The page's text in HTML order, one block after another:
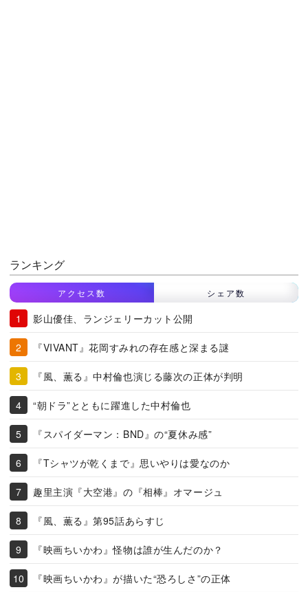
ランキング
アクセス数 シェア数
影山優佳、ランジェリーカット公開
『VIVANT』花岡すみれの存在感と深まる謎
『風、薫る』中村倫也演じる藤次の正体が判明
“朝ドラ”とともに躍進した中村倫也
『スパイダーマン：BND』の“夏休み感”
『Tシャツが乾くまで』思いやりは愛なのか
趣里主演『大空港』の『相棒』オマージュ
『風、薫る』第95話あらすじ
『映画ちいかわ』怪物は誰が生んだのか？
『映画ちいかわ』が描いた“恐ろしさ”の正体